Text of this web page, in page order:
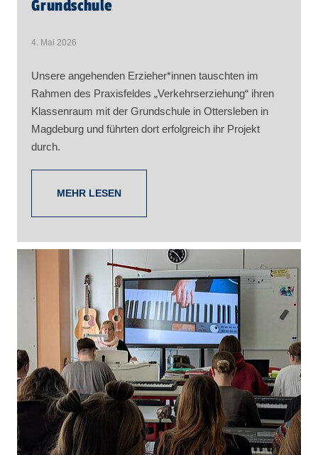
Grundschule
4. Mai 2026
Unsere angehenden Erzieher*innen tauschten im
Rahmen des Praxisfeldes „Verkehrserziehung“ ihren
Klassenraum mit der Grundschule in Ottersleben in
Magdeburg und führten dort erfolgreich ihr Projekt
durch.
MEHR LESEN